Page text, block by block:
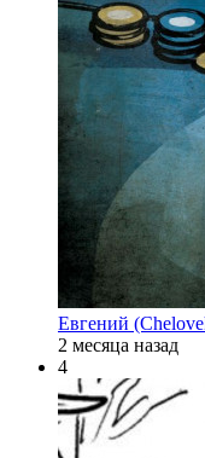
Евгений
2 месяца назад
4